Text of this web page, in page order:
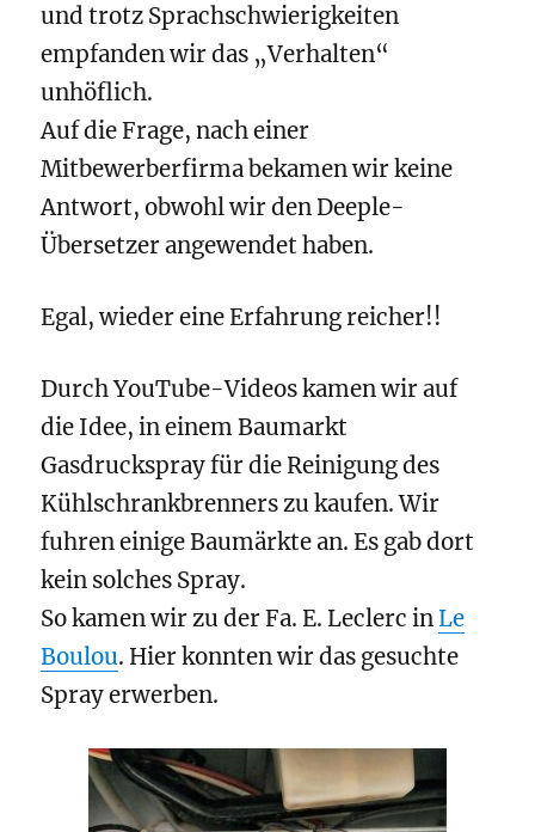
und trotz Sprachschwierigkeiten
empfanden wir das „Verhalten“
unhöflich.
Auf die Frage, nach einer
Mitbewerberfirma bekamen wir keine
Antwort, obwohl wir den Deeple-
Übersetzer angewendet haben.
Egal, wieder eine Erfahrung reicher!!
Durch YouTube-Videos kamen wir auf
die Idee, in einem Baumarkt
Gasdruckspray für die Reinigung des
Kühlschrankbrenners zu kaufen. Wir
fuhren einige Baumärkte an. Es gab dort
kein solches Spray.
So kamen wir zu der Fa. E. Leclerc inLe
Boulou. Hier konnten wir das gesuchte
Spray erwerben.